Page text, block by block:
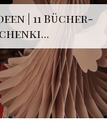
| 11 Bücher-